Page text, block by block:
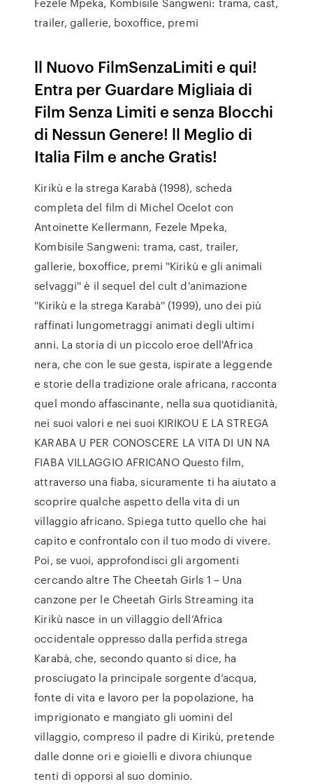
trailer, gallerie, boxoffice, premi
ll Nuovo FilmSenzaLimiti e qui!
Entra per Guardare Migliaia di
Film Senza Limiti e senza Blocchi
di Nessun Genere! ll Meglio di
Italia Film e anche Gratis!
Kirikù e la strega Karabà (1998), scheda
completa del film di Michel Ocelot con
Antoinette Kellermann, Fezele Mpeka,
Kombisile Sangweni: trama, cast, trailer,
gallerie, boxoffice, premi ''Kirikù e gli animali
selvaggi'' è il sequel del cult d'animazione
''Kirikù e la strega Karabà'' (1999), uno dei più
raffinati lungometraggi animati degli ultimi
anni. La storia di un piccolo eroe dell'Africa
nera, che con le sue gesta, ispirate a leggende
e storie della tradizione orale africana, racconta
quel mondo affascinante, nella sua quotidianità,
nei suoi valori e nei suoi KIRIKOU E LA STREGA
KARABA U PER CONOSCERE LA VITA DI UN NA
FIABA VILLAGGIO AFRICANO Questo film,
attraverso una fiaba, sicuramente ti ha aiutato a
scoprire qualche aspetto della vita di un
villaggio africano. Spiega tutto quello che hai
capito e confrontalo con il tuo modo di vivere.
Poi, se vuoi, approfondisci gli argomenti
cercando altre The Cheetah Girls 1 – Una
canzone per le Cheetah Girls Streaming ita
Kirikù nasce in un villaggio dell’Africa
occidentale oppresso dalla perfida strega
Karabà, che, secondo quanto si dice, ha
prosciugato la principale sorgente d’acqua,
fonte di vita e lavoro per la popolazione, ha
imprigionato e mangiato gli uomini del
villaggio, compreso il padre di Kirikù, pretende
dalle donne ori e gioielli e divora chiunque
tenti di opporsi al suo dominio.